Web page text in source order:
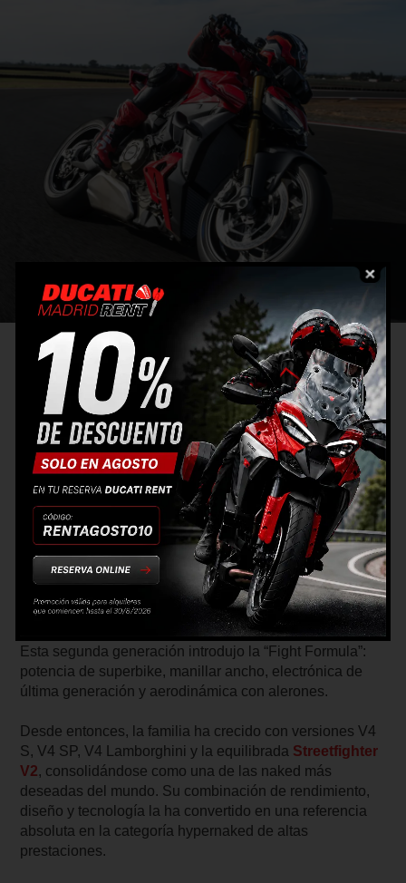
Historia de la gama Ducati
Streetfighter
La historia de la Streetfighter se remonta a 2009, cuando
Ducati sorprendió al mundo con la primera Streetfighter
1098: una naked extrema basada en la superbike 1098,
que inauguró un nuevo concepto dentro del segmento.
Era agresiva, potente y tan radical que redefinió el
estándar de las naked deportivas.
Tras unos años de evolución, Ducati resucitó el
concepto con un enfoque completamente nuevo: en
2020 nació laStreetfighter V4
, la reinterpretación
moderna de la idea original basada en la Panigale V4.
Esta segunda generación introdujo la “Fight Formula”:
potencia de superbike, manillar ancho, electrónica de
última generación y aerodinámica con alerones.
Desde entonces, la familia ha crecido con versiones V4
S, V4 SP, V4 Lamborghini y la equilibrada Streetfighter
V2, consolidándose como una de las naked más
deseadas del mundo. Su combinación de rendimiento,
diseño y tecnología la ha convertido en una referencia
absoluta en la categoría hypernaked de altas
prestaciones.